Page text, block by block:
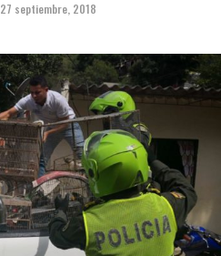
27 septiembre, 2018